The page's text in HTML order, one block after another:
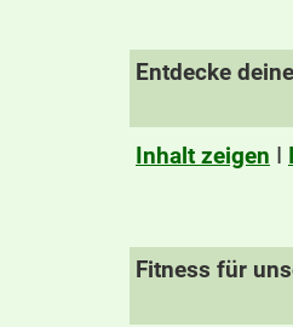
Entdecke
Inhalt zeigen I
Fitness für